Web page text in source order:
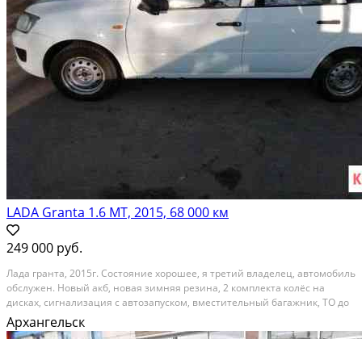
LADA Granta 1.6 МТ, 2015, 68 000 км
249 000 руб.
Лада гранта, 2015г. Состояние хорошее, я третий владелец, автомобиль
обслужен. Новый акб, новая зимняя резина, 2 комплекта колёс на
дисках, сигнализация с автозапуском, вместительный багажник, ТО до
21.02.2022г. Торг уместен. Салоны и перекупы не беспокоить! Категория:
автомобили. Поколение: i...
Архангельск